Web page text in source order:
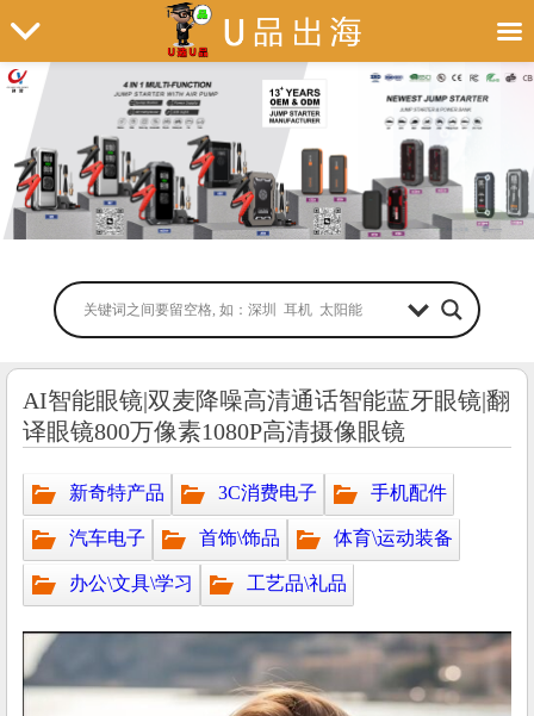
AI智能眼镜|双麦降噪高清通话智能蓝牙眼镜|翻
译眼镜800万像素1080P高清摄像眼镜
新奇特产品 3C消费电子 手机配件
汽车电子 首饰\饰品 体育\运动装备
办公\文具\学习 工艺品\礼品